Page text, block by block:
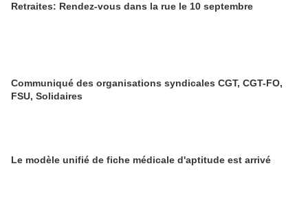
Retraites: Rendez-vous dans la rue le 10 septembre
Communiqué des organisations syndicales CGT, CGT-FO,
FSU, Solidaires
Le modèle unifié de fiche médicale d'aptitude est arrivé